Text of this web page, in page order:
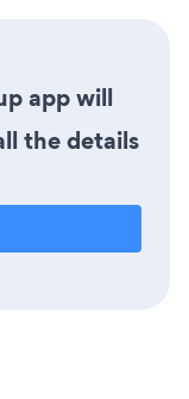
app will
the details